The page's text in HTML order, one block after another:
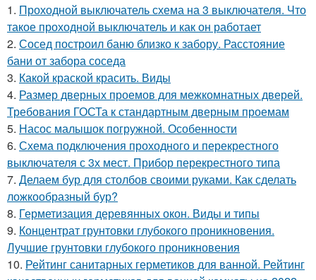
1. Проходной выключатель схема на 3 выключателя. Что
такое проходной выключатель и как он работает
2. Сосед построил баню близко к забору. Расстояние
бани от забора соседа
3. Какой краской красить. Виды
4. Размер дверных проемов для межкомнатных дверей.
Требования ГОСТа к стандартным дверным проемам
5. Насос малышок погружной. Особенности
6. Схема подключения проходного и перекрестного
выключателя с 3х мест. Прибор перекрестного типа
7. Делаем бур для столбов своими руками. Как сделать
ложкообразный бур?
8. Герметизация деревянных окон. Виды и типы
9. Концентрат грунтовки глубокого проникновения.
Лучшие грунтовки глубокого проникновения
10. Рейтинг санитарных герметиков для ванной. Рейтинг